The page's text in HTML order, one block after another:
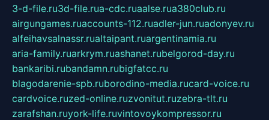
3-d-file.ru3d-file.rua-cdc.ruaalse.rua380club.ru
airgungames.ruaccounts-112.ruadler-jun.ruadonyev.ru
alfeihavsalnassr.rualtaipant.ruargentinamia.ru
aria-family.ruarkrym.ruashanet.rubelgorod-day.ru
bankaribi.rubandamn.rubigfatcc.ru
blagodarenie-spb.ruborodino-media.rucard-voice.ru
cardvoice.ruzed-online.ruzvonitut.ruzebra-tlt.ru
zarafshan.ruyork-life.ruvintovoykompressor.ru